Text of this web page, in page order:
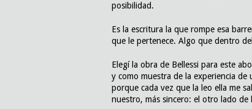
posibilidad.
Es la escritura la que rompe esa
que le pertenece. Algo que dentro
Elegí la obra de Bellessi para este
y como muestra de la experiencia
porque cada vez que la leo ella me
nuestro, más sincero: el otro lado de